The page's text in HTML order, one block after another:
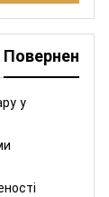
Повернення
у